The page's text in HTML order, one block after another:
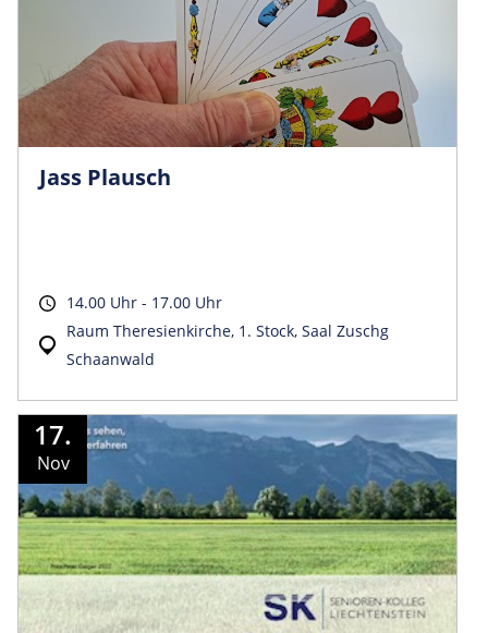
Jass Plausch
14.00 Uhr - 17.00 Uhr
Raum Theresienkirche, 1. Stock, Saal Zuschg
Schaanwald
17.
Nov